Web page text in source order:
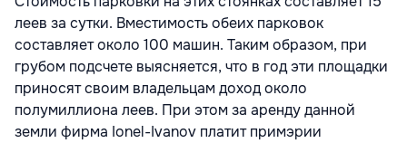
леев за сутки. Вместимость обеих парковок
составляет около 100 машин. Таким образом, при
грубом подсчете выясняется, что в год эти площадки
приносят своим владельцам доход около
полумиллиона леев. При этом за аренду данной
земли фирма Ionel-Ivanov платит примэрии